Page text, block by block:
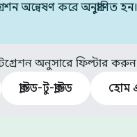
অন্বেষণ করে অনুপ্রাণিত হন।